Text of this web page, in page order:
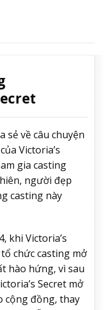
sẻ về câu chuyện
Victoria’s
gia casting
người đẹp
casting này
khi Victoria’s
chức casting mở
hào hứng, vì sau
Secret mở
cộng đồng, thay